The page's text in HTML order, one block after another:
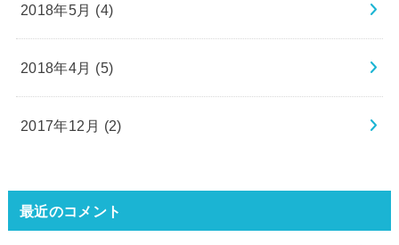
2018年5月 (4)
2018年4月 (5)
2017年12月 (2)
最近のコメント